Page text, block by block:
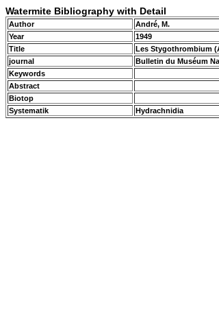
Watermite Bibliography with Detail
Author
André, M.
Year
1949
Title
Les Stygothrombium
journal
Bulletin du Muséum
Keywords
Abstract
Biotop
Systematik
Hydrachnidia